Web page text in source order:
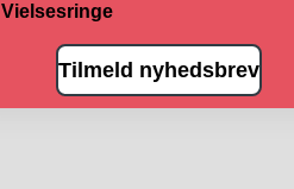
Vielsesringe
Tilmeld nyhedsbrev